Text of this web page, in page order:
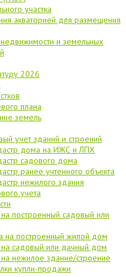
участка
акваторией для размещения
и земельных
2026
плана
земель
учет зданий и строений
дома на ИЖС и ЛПХ
садового дома
ранее учтенного объекта
нежилого здания
учета
построенный садовый или
на построенный жилой дом
на садовый или дачный дом
на нежилое здание/строение
купли-продажи